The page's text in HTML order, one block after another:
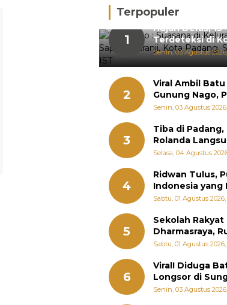
Terpopuler
1
Hujan Deras,
Terdeteksi di
Senin, 03 Agustus
2
Viral Ambil
Gunung Nago,
Padang
Senin, 03 Agustus
3
Tiba di Padang,
Rolanda
Bantu Warga
Selasa, 04 Agustus
4
Ridwan Tulus,
Indonesia yang
Nama Bangsa
Jepang
Sabtu, 01 Agustus
5
Sekolah Rakyat
Dharmasraya,
268 Anak
Kemiskinan
Sabtu, 01 Agustus 2026,
6
Viral! Diduga
Longsor di
Nago Padang
Senin, 03 Agustus